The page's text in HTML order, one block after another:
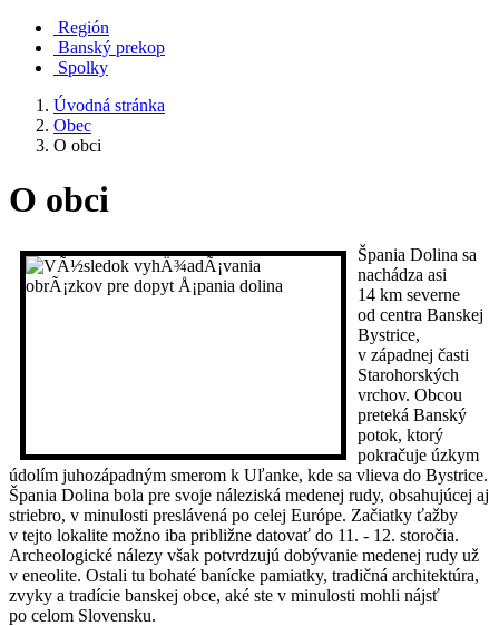
Región
Banský prekop
Spolky
Úvodná stránka
Obec
O obci
O obci
Špania Dolina sa
nachádza asi
14 km severne
od centra Banskej
Bystrice,
v západnej časti
Starohorských
vrchov. Obcou
preteká Banský
potok, ktorý
pokračuje úzkym
údolím juhozápadným smerom k Uľanke, kde sa vlieva do Bystrice.
Špania Dolina bola pre svoje náleziská medenej rudy, obsahujúcej aj
striebro, v minulosti preslávená po celej Európe. Začiatky ťažby
v tejto lokalite možno iba približne datovať do 11. - 12. storočia.
Archeologické nálezy však potvrdzujú dobývanie medenej rudy už
v eneolite. Ostali tu bohaté banícke pamiatky, tradičná architektúra,
zvyky a tradície banskej obce, aké ste v minulosti mohli nájsť
po celom Slovensku.